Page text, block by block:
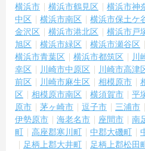
横浜市 横浜市鶴見区 横浜市神
中区
横浜市南区 横浜市保土ケ
金沢区
横浜市港北区 横浜市戸
旭区
横浜市緑区 横浜市瀬谷区
横浜市青葉区
横浜市都筑区 川
幸区
川崎市中原区 川崎市高津
前区
川崎市麻生区 相模原市
区
相模原市南区 横須賀市 平
原市
茅ヶ崎市 逗子市 三浦市
伊勢原市
海老名市 座間市 南
町
高座郡寒川町 中郡大磯町
足柄上郡大井町
足柄上郡松田